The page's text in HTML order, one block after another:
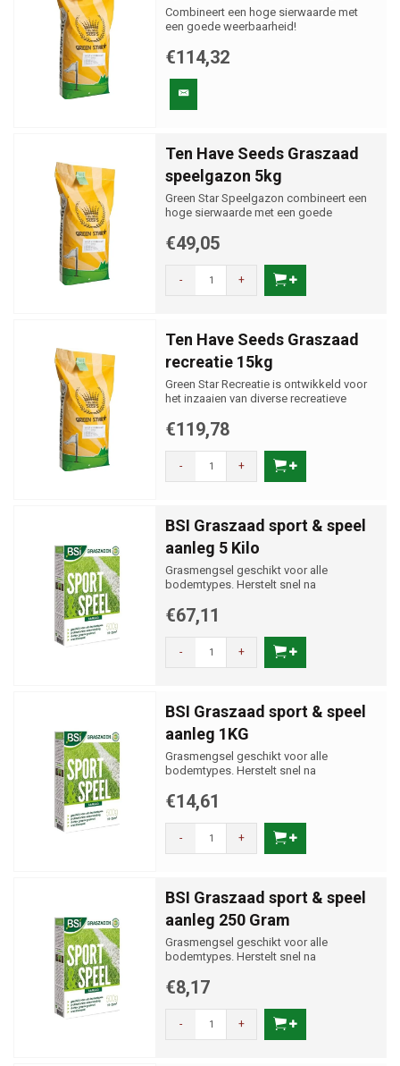
Combineert een hoge sierwaarde met
een goede weerbaarheid!
€114,32
Ten Have Seeds Graszaad
speelgazon 5kg
Green Star Speelgazon combineert een
hoge sierwaarde met een goede
€49,05
- +
Ten Have Seeds Graszaad
recreatie 15kg
Green Star Recreatie is ontwikkeld voor
het inzaaien van diverse recreatieve
€119,78
- +
BSI Graszaad sport & speel
aanleg 5 Kilo
Grasmengsel geschikt voor alle
bodemtypes. Herstelt snel na
€67,11
- +
BSI Graszaad sport & speel
aanleg 1KG
Grasmengsel geschikt voor alle
bodemtypes. Herstelt snel na
€14,61
- +
BSI Graszaad sport & speel
aanleg 250 Gram
Grasmengsel geschikt voor alle
bodemtypes. Herstelt snel na
€8,17
- +